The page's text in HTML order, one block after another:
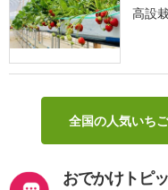
高設
全国の人気いち
おでかけトピ